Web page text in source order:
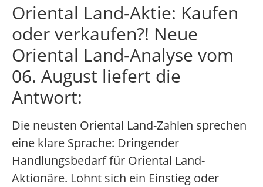
Oriental Land-Aktie: Kaufen
oder verkaufen?! Neue
Oriental Land-Analyse vom
06. August liefert die
Antwort:
Die neusten Oriental Land-Zahlen sprechen
eine klare Sprache: Dringender
Handlungsbedarf für Oriental Land-
Aktionäre. Lohnt sich ein Einstieg oder